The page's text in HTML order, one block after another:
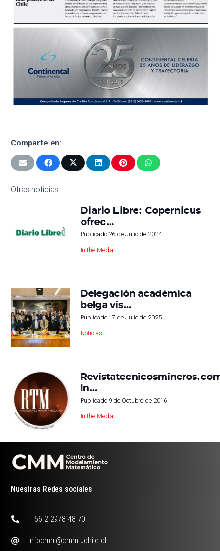
Comparte en:
Otras noticias
Diario Libre: Copernicus
ofrec…
Publicado 26 de Julio de 2024
In the Media
Delegación académica
belga vis…
Publicado 17 de Julio de 2025
Noticias
In…
Publicado 9 de Octubre de 2016
In the Media
Nuestras Redes sociales
+ 56 2 2978 48 70
infocmm@cmm.uchile.cl